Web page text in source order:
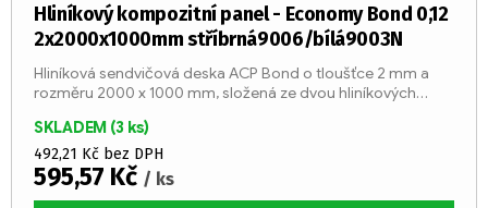
Hliníkový kompozitní panel - Economy Bond 0,12
2x2000x1000mm stříbrná9006/bílá9003N
SKLADEM (3 ks)
492,21 Kč bez DPH
595,57 Kč / ks
Hliníková sendvičová deska ACP Bond o tloušťce 2 mm a
rozměru 2000 x 1000 mm, složená ze dvou hliníkových
na oheň...